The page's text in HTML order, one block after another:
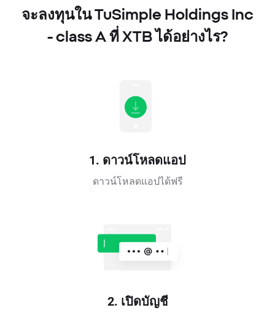
จะลงทุนใน TuSimple Holdings Inc
- class A ที่ XTB ได้อย่างไร?
1. ดาวน์โหลดแอป
ดาวน์โหลดแอปได้ฟรี
2. เปิดบัญชี